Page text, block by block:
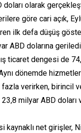
doları olarak
göre cari açık,
ilk defa düşüş
ABD dolarına
ticaret dengesi de
dönemde
fazla verirken, birincil
milyar ABD doları
kaynaklı net girişler,